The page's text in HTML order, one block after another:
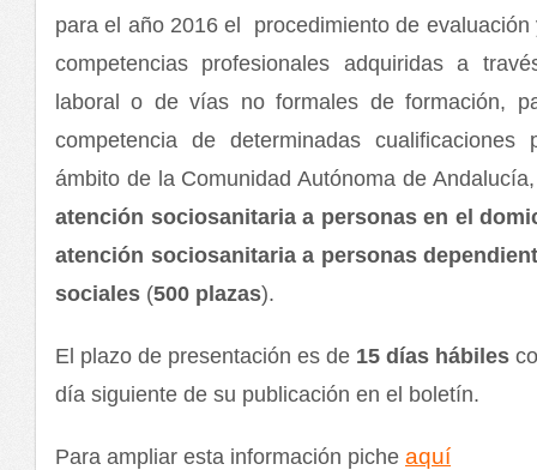
para el año 2016 el procedimiento de evaluación
competencias profesionales adquiridas a
laboral o de vías no formales de formación,
competencia de determinadas cualificaciones
ámbito de la Comunidad Autónoma de
atención sociosanitaria a personas en el
atención sociosanitaria a personas
sociales (500 plazas).
El plazo de presentación es de 15 días hábiles
día siguiente de su publicación en el boletín.
Para ampliar esta información piche aquí